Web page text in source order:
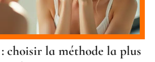
choisir la méthode la plus